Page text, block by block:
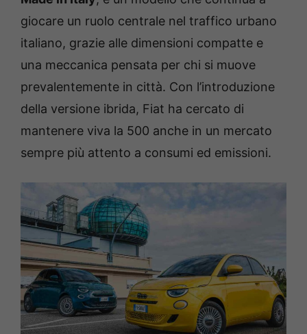
giocare un ruolo centrale nel traffico urbano
italiano, grazie alle dimensioni compatte e
una meccanica pensata per chi si muove
prevalentemente in città. Con l’introduzione
della versione ibrida, Fiat ha cercato di
mantenere viva la 500 anche in un mercato
sempre più attento a consumi ed emissioni.